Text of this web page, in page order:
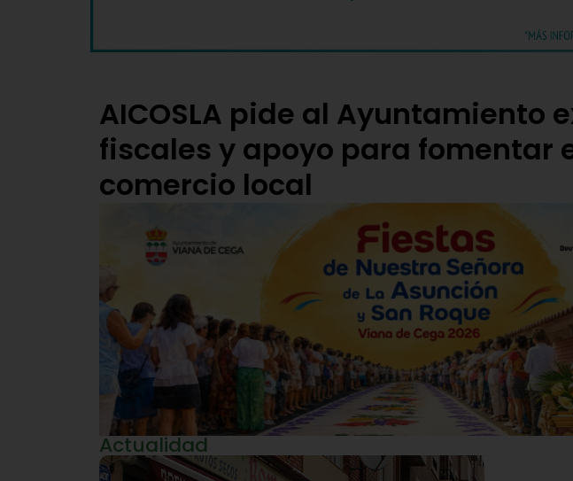
AICOSLA pide al Ayuntamiento
fiscales y apoyo para fomentar
comercio local
Actualidad